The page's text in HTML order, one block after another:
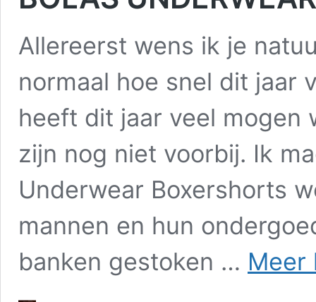
Allereerst wens ik je
normaal hoe snel dit jaar
heeft dit jaar veel mogen
zijn nog niet voorbij. Ik
Underwear Boxershorts
mannen en hun
banken gestoken … Meer